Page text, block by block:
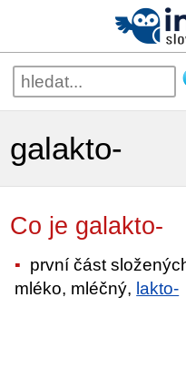
galakto-
Co je galakto-
první část
mléko, mléčný, lakto-